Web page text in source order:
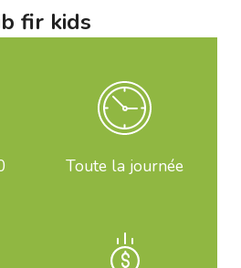
fir kids
Toute la journée